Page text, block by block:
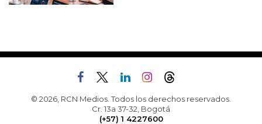
© 2026, RCN Medios. Todos los derechos reservados.
Cr. 13a 37-32, Bogotá
(+57) 1 4227600